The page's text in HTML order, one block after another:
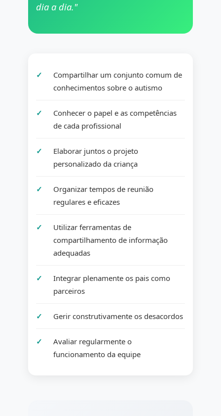
dia a dia."
Compartilhar um conjunto comum de
conhecimentos sobre o autismo
Conhecer o papel e as competências
de cada profissional
Elaborar juntos o projeto
personalizado da criança
Organizar tempos de reunião
regulares e eficazes
Utilizar ferramentas de
compartilhamento de informação
adequadas
Integrar plenamente os pais como
parceiros
Gerir construtivamente os desacordos
Avaliar regularmente o
funcionamento da equipe